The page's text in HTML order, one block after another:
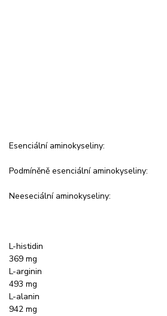
Esenciální aminokyseliny:
Podmíněně esenciální aminokyseliny:
Neeseciální aminokyseliny:
L-histidin
369 mg
L-arginin
493 mg
L-alanin
942 mg